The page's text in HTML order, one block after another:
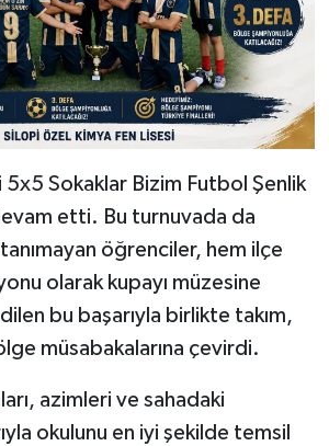
5x5 Sokaklar Bizim Futbol Şenlik
etti. Bu turnuvada da
öğrenciler, hem ilçe
olarak kupayı müzesine
bu başarıyla birlikte takım,
müsabakalarına çevirdi.
azimleri ve sahadaki
okulunu en iyi şekilde temsil